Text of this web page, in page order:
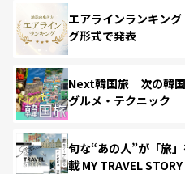
エアラインランキン
グ形式で発表
Next韓国旅 次の韓国
グルメ・テクニック
旬な“あの人”が「旅
載 MY TRAVEL STORY